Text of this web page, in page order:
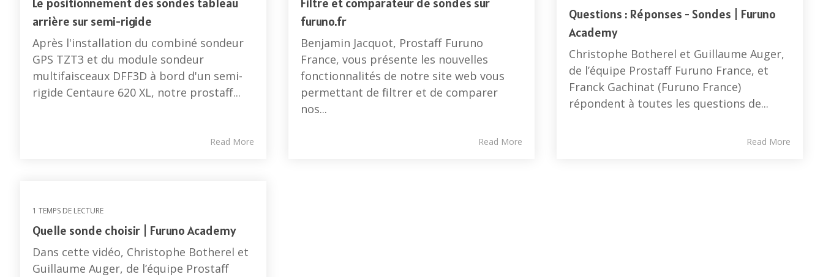
arrière sur semi-rigide
Après l'installation du combiné sondeur
GPS TZT3 et du module sondeur
multifaisceaux DFF3D à bord d'un semi-
rigide Centaure 620 XL, notre prostaff...
Read More
furuno.fr
Benjamin Jacquot, Prostaff Furuno
France, vous présente les nouvelles
fonctionnalités de notre site web vous
permettant de filtrer et de comparer
nos...
Read More
Questions : Réponses - Sondes | Furuno
Academy
Christophe Botherel et Guillaume Auger,
de l’équipe Prostaff Furuno France, et
Franck Gachinat (Furuno France)
répondent à toutes les questions de...
Read More
1 TEMPS DE LECTURE
Quelle sonde choisir | Furuno Academy
Dans cette vidéo, Christophe Botherel et
Guillaume Auger, de l’équipe Prostaff